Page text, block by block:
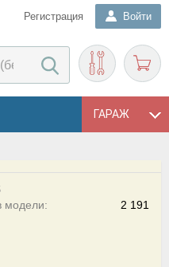
Регистрация Войти
ГАРАЖ
2 191
модели: